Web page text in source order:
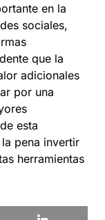
en la
sociales,
que la
adicionales
por una
esta
pena invertir
herramientas